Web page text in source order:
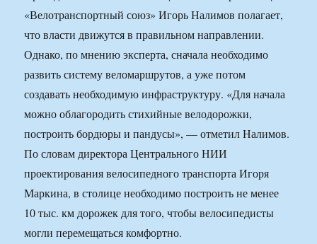
«Велотранспортный союз» Игорь Налимов полагает,
что власти движутся в правильном направлении.
Однако, по мнению эксперта, сначала необходимо
развить систему веломаршрутов, а уже потом
создавать необходимую инфраструктуру. «Для начала
можно облагородить стихийные велодорожки,
построить бордюры и пандусы», — отметил Налимов.
По словам директора Центрального НИИ
проектирования велосипедного транспорта Игоря
Маркина, в столице необходимо построить не менее
10 тыс. км дорожек для того, чтобы велосипедисты
могли перемещаться комфортно.